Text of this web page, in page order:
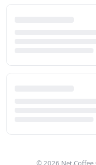
© 2026 Net.Coffee ·